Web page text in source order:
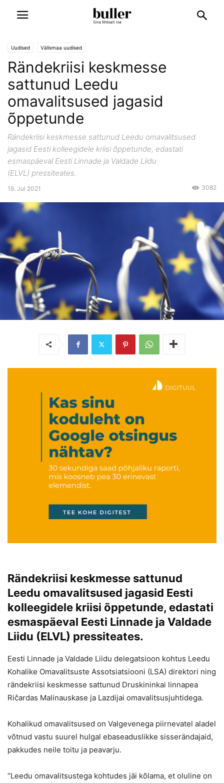
Uudised Välismaa uudised
Rändekriisi keskmesse
sattunud Leedu
omavalitsused jagasid
õppetunde
Rändekriisi keskmesse sattunud Leedu omavalitsused
jagasid Eesti kolleegidele kriisi õppetunde, edastati
esmaspäeval Eesti Linnade ja Valdade Liidu
(ELVL) pressiteates.
19. Jul 2021 3082
Rändekriisi keskmesse sattunud
Leedu omavalitsused jagasid Eesti
kolleegidele kriisi õppetunde, edastati
esmaspäeval Eesti Linnade ja Valdade
Liidu (ELVL) pressiteates.
Eesti Linnade ja Valdade Liidu delegatsioon kohtus Leedu
Kohalike Omavalitsuste Assotsiatsiooni (LSA) direktori ning
rändekriisi keskmesse sattunud Druskininkai linnapea
Ričardas Malinauskase ja Lazdijai omavalitsusjuhtidega.
Kohalikud omavalitsused on Valgevenega piirnevatel aladel
võtnud vastu suurel hulgal ebaseaduslikke sisserändajaid,
pakkudes neile toitu ja peavarju.
“Leedu omavalitsustega kohtudes jäi kõlama, et oluline on